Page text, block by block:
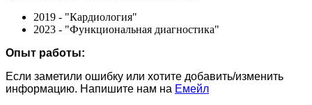
2019 - "Кардиология"
2023 - "Функциональная диагностика"
Опыт работы:
Если заметили ошибку или хотите добавить/изменить
информацию. Напишите нам на Емейл